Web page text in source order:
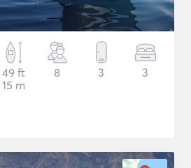
49 ft
15 m
8 3 3